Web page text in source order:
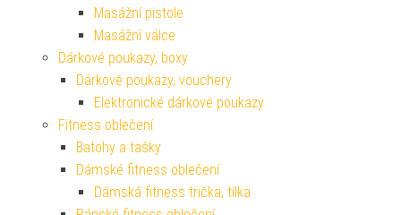
Masážní pistole
Masážní válce
Dárkové poukazy, boxy
Dárkové poukazy, vouchery
Elektronické dárkové poukazy
Fitness oblečení
Batohy a tašky
Dámské fitness oblečení
Dámská fitness trička, tílka